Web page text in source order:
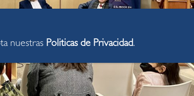
nuestras Politicas de Privacidad.